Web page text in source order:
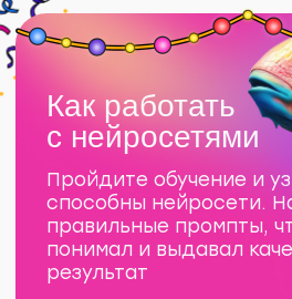
Курс для копирайтеров,
авторов и редакторов, которые
хотят зарабатывать на текстах
Подробнее →
4 990 ₽